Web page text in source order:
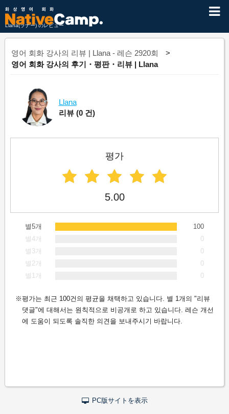
Llana(ラナー) のレビュー
영어 회화 강사의 리뷰 | Llana - 레슨 2920회
영어 회화 강사의 후기・평판・리뷰 | Llana
Llana
리뷰 (0 건)
평가
5.00
별5개
100
별4개
0
별3개
0
별2개
0
별1개
0
평가는 최근 100건의 평균을 채택하고 있습니다. 별 1개의 "리뷰
댓글"에 대해서는 원칙적으로 비공개로 하고 있습니다. 레슨 개선
에 도움이 되도록 솔직한 의견을 보내주시기 바랍니다.
PC版サイトを表示